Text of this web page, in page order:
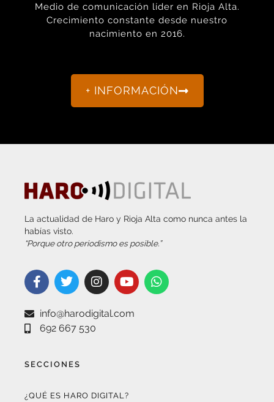
Medio de comunicación líder en Rioja Alta.
Crecimiento constante desde nuestro
nacimiento en 2016.
+ INFORMACIÓN
La actualidad de Haro y Rioja Alta como nunca antes la
habías visto.
“Porque otro periodismo es posible.”
info@harodigital.com
692 667 530
SECCIONES
¿QUÉ ES HARO DIGITAL?